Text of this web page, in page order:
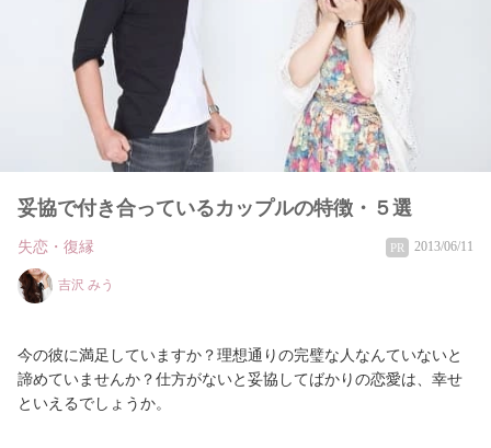
妥協で付き合っているカップルの特徴・５選
失恋・復縁 PR 2013/06/11
吉沢 みう
今の彼に満足していますか？理想通りの完璧な人なんていないと
諦めていませんか？仕方がないと妥協してばかりの恋愛は、幸せ
といえるでしょうか。